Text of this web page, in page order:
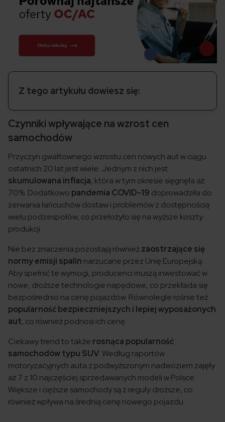
Z tego artykułu dowiesz się:
Czynniki wpływające na wzrost cen
samochodów
Przyczyn gwałtownego wzrostu cen nowych aut w ciągu
ostatnich 20 lat jest wiele. Jednym z nich jest
skumulowana inflacja, która w tym okresie sięgnęła aż
70%. Dodatkowo pandemia COVID-19 doprowadziła do
zerwania łańcuchów dostaw i problemów z dostępnością
wielu podzespołów, co przełożyło się na wyższe koszty
produkcji.
Nie bez znaczenia pozostają równieżzaostrzające się
normy emisji spalin narzucane przez Unię Europejską.
Aby spełnić te wymogi, producenci muszą inwestować w
nowe, droższe technologie napędowe, co przekłada się
bezpośrednio na cenę pojazdów. Równolegle rośnie też
popularność bezpieczniejszych i lepiej wyposażonych
aut, co również podnosi ich cenę.
Ciekawy trend to także rosnąca popularność
samochodów typu SUV. Według raportów
motoryzacyjnych auta z podwyższonym nadwoziem zajęły
aż 7 z 10 najczęściej sprzedawanych modeli w Polsce.
Większe i cięższe samochody są z reguły droższe, co
również wpływa na średnią cenę nowego pojazdu.